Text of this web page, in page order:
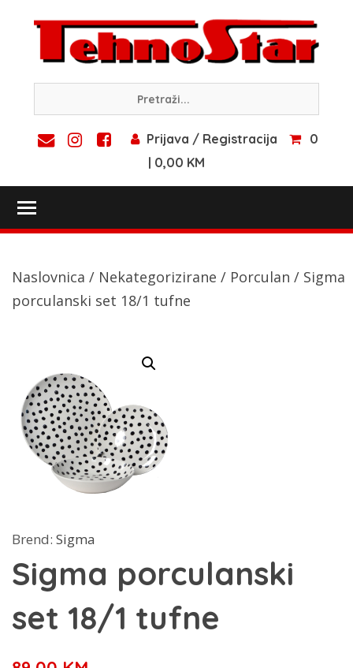
content
Prijava / Registracija
0
| 0,00 KM
Naslovnica / Nekategorizirane / Porculan / Sigma
porculanski set 18/1 tufne
Brend: Sigma
Sigma porculanski
set 18/1 tufne